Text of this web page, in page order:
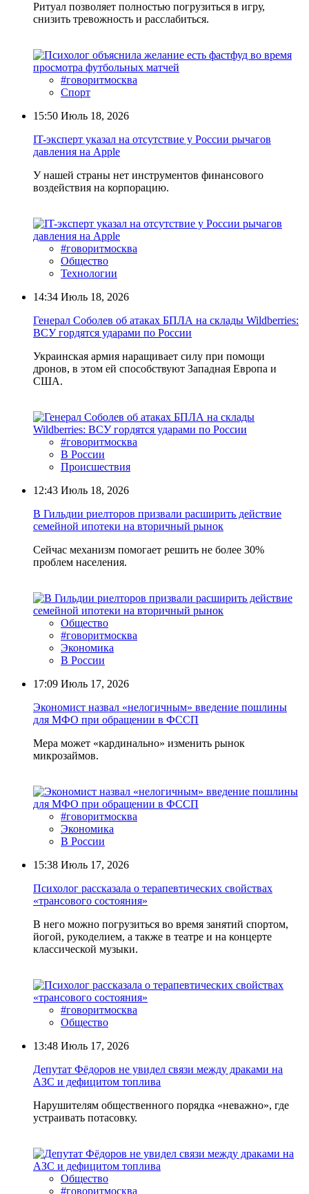
Ритуал позволяет полностью погрузиться в игру,
снизить тревожность и расслабиться.
#говоритмосква
Спорт
15:50 Июль 18, 2026
IT-эксперт указал на отсутствие у России рычагов
давления на Apple
У нашей страны нет инструментов финансового
воздействия на корпорацию.
#говоритмосква
Общество
Технологии
14:34 Июль 18, 2026
Генерал Соболев об атаках БПЛА на склады Wildberries:
ВСУ гордятся ударами по России
Украинская армия наращивает силу при помощи
дронов, в этом ей способствуют Западная Европа и
США.
#говоритмосква
В России
Происшествия
12:43 Июль 18, 2026
В Гильдии риелторов призвали расширить действие
семейной ипотеки на вторичный рынок
Сейчас механизм помогает решить не более 30%
проблем населения.
Общество
#говоритмосква
Экономика
В России
17:09 Июль 17, 2026
Экономист назвал «нелогичным» введение пошлины
для МФО при обращении в ФССП
Мера может «кардинально» изменить рынок
микрозаймов.
#говоритмосква
Экономика
В России
15:38 Июль 17, 2026
Психолог рассказала о терапевтических свойствах
«трансового состояния»
В него можно погрузиться во время занятий спортом,
йогой, рукоделием, а также в театре и на концерте
классической музыки.
#говоритмосква
Общество
13:48 Июль 17, 2026
Депутат Фёдоров не увидел связи между драками на
АЗС и дефицитом топлива
Нарушителям общественного порядка «неважно», где
устраивать потасовку.
Общество
#говоритмосква